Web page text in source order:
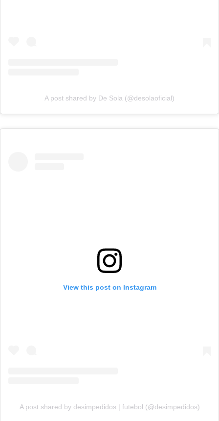
A post shared by De Sola (@desolaoficial)
View this post on Instagram
A post shared by desimpedidos | futebol (@desimpedidos)